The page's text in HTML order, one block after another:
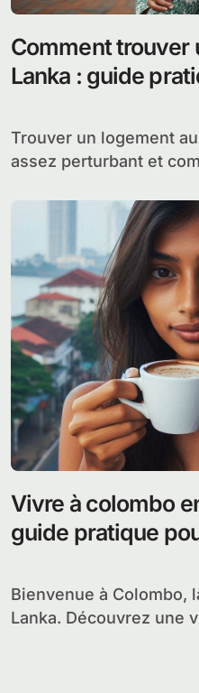
Comment trouver
Lanka : guide
Trouver un logement au Sri Lanka peut être
assez perturbant et
Vivre à colombo
guide pratique
Bienvenue à Colombo, la capitale vibrante du Sri
Lanka. Découvrez une